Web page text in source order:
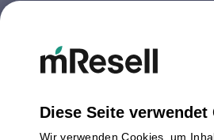
info@mresell.de
Diese Seite verwendet
Wir verwenden Cookies, um